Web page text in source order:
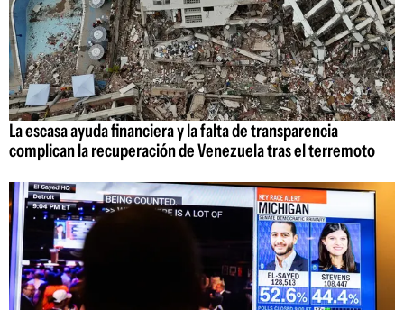
La escasa ayuda financiera y la falta de transparencia
complican la recuperación de Venezuela tras el terremoto